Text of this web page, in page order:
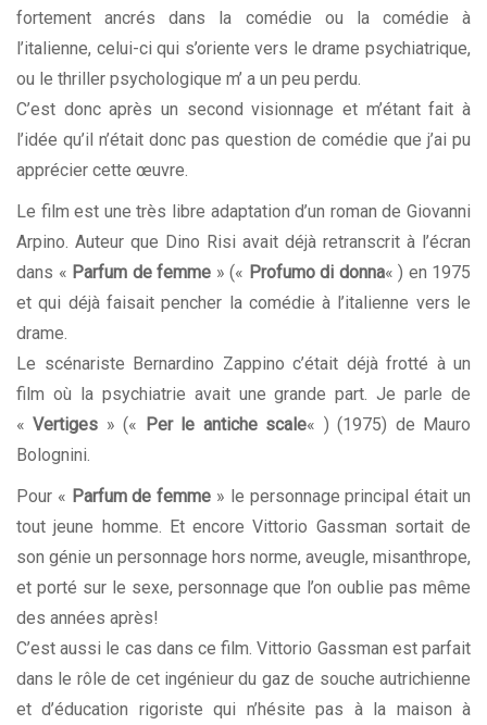
fortement ancrés dans la comédie ou la comédie à
l’italienne, celui-ci qui s’oriente vers le drame psychiatrique,
ou le thriller psychologique m’ a un peu perdu.
C’est donc après un second visionnage et m’étant fait à
l’idée qu’il n’était donc pas question de comédie que j’ai pu
apprécier cette œuvre.
Le film est une très libre adaptation d’un roman de Giovanni
Arpino. Auteur que Dino Risi avait déjà retranscrit à l’écran
dans « Parfum de femme » (« Profumo di donna« ) en 1975
et qui déjà faisait pencher la comédie à l’italienne vers le
drame.
Le scénariste Bernardino Zappino c’était déjà frotté à un
film où la psychiatrie avait une grande part. Je parle de
«Vertiges » (« Per le antiche scale« ) (1975) de Mauro
Bolognini.
Pour « Parfum de femme » le personnage principal était un
tout jeune homme. Et encore Vittorio Gassman sortait de
son génie un personnage hors norme, aveugle, misanthrope,
et porté sur le sexe, personnage que l’on oublie pas même
des années après!
C’est aussi le cas dans ce film. Vittorio Gassman est parfait
dans le rôle de cet ingénieur du gaz de souche autrichienne
et d’éducation rigoriste qui n’hésite pas à la maison à